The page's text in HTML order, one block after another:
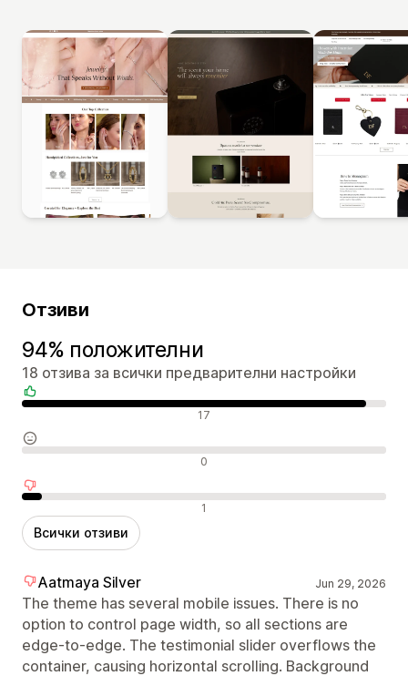
Отзиви
94% положителни
18 отзива за всички предварителни настройки
Положителни отзиви 17
Неутрални отзиви 0
Отрицателни отзиви 1
Всички отзиви
Aatmaya Silver Jun 29, 2026
The theme has several mobile issues. There is no
option to control page width, so all sections are
edge-to-edge. The testimonial slider overflows the
container, causing horizontal scrolling. Background